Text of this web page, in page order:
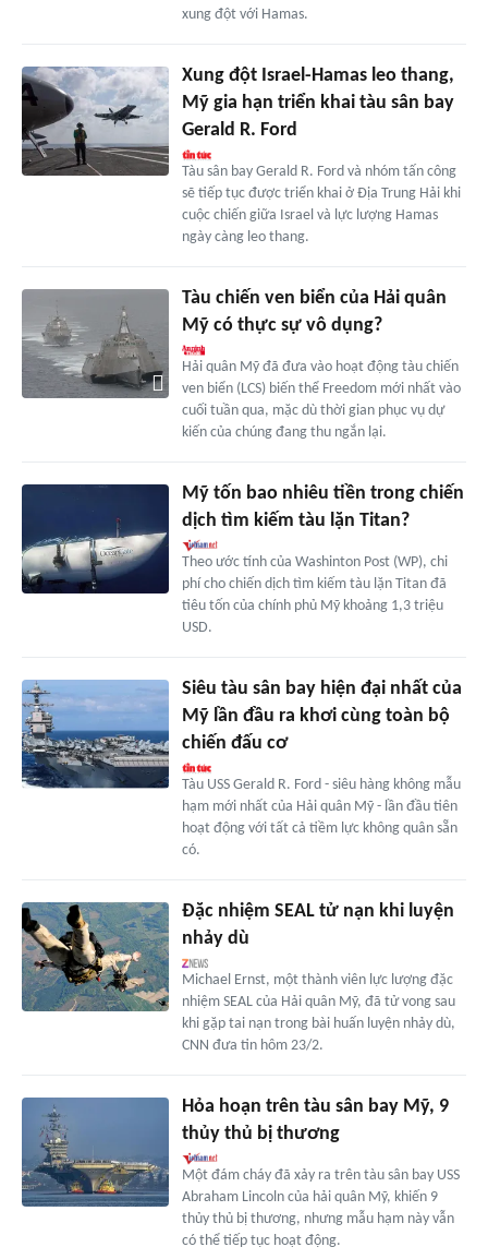
xung đột với Hamas.
Xung đột Israel-Hamas leo thang,
Mỹ gia hạn triển khai tàu sân bay
Gerald R. Ford
Tàu sân bay Gerald R. Ford và nhóm tấn công
sẽ tiếp tục được triển khai ở Địa Trung Hải khi
cuộc chiến giữa Israel và lực lượng Hamas
ngày càng leo thang.
Tàu chiến ven biển của Hải quân
Mỹ có thực sự vô dụng?
Hải quân Mỹ đã đưa vào hoạt động tàu chiến
ven biển (LCS) biến thể Freedom mới nhất vào
cuối tuần qua, mặc dù thời gian phục vụ dự
kiến của chúng đang thu ngắn lại.
Mỹ tốn bao nhiêu tiền trong chiến
dịch tìm kiếm tàu lặn Titan?
Theo ước tính của Washinton Post (WP), chi
phí cho chiến dịch tìm kiếm tàu lặn Titan đã
tiêu tốn của chính phủ Mỹ khoảng 1,3 triệu
USD.
Siêu tàu sân bay hiện đại nhất của
Mỹ lần đầu ra khơi cùng toàn bộ
chiến đấu cơ
Tàu USS Gerald R. Ford - siêu hàng không mẫu
hạm mới nhất của Hải quân Mỹ - lần đầu tiên
hoạt động với tất cả tiềm lực không quân sẵn
có.
Đặc nhiệm SEAL tử nạn khi luyện
nhảy dù
Michael Ernst, một thành viên lực lượng đặc
nhiệm SEAL của Hải quân Mỹ, đã tử vong sau
khi gặp tai nạn trong bài huấn luyện nhảy dù,
CNN đưa tin hôm 23/2.
Hỏa hoạn trên tàu sân bay Mỹ, 9
thủy thủ bị thương
Một đám cháy đã xảy ra trên tàu sân bay USS
Abraham Lincoln của hải quân Mỹ, khiến 9
thủy thủ bị thương, nhưng mẫu hạm này vẫn
có thể tiếp tục hoạt động.